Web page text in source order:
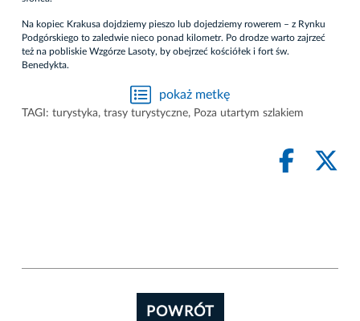
Na kopiec Krakusa dojdziemy pieszo lub dojedziemy rowerem – z Rynku
Podgórskiego to zaledwie nieco ponad kilometr. Po drodze warto zajrzeć
też na pobliskie Wzgórze Lasoty, by obejrzeć kościółek i fort św.
Benedykta.
pokaż metkę
TAGI: turystyka, trasy turystyczne, Poza utartym szlakiem
POWRÓT